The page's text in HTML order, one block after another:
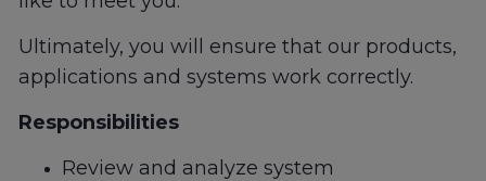
Ultimately, you will ensure that our products,
applications and systems work correctly.
Responsibilities
Review and analyze system